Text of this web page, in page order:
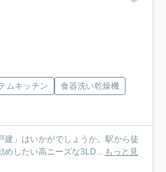
ムキッチン
食器洗い乾燥機
」はいかがでしょうか。駅から徒
めしたい高ニーズな3LD... もっと見